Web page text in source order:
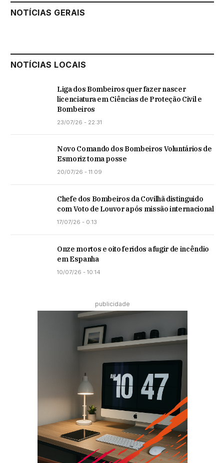
NOTÍCIAS GERAIS
NOTÍCIAS LOCAIS
Liga dos Bombeiros quer fazer nascer
licenciatura em Ciências de Proteção Civil e
Bombeiros
23/07/26 - 22:31
Novo Comando dos Bombeiros Voluntários de
Esmoriz toma posse
20/07/26 - 11:09
Chefe dos Bombeiros da Covilhã distinguido
com Voto de Louvor após missão internacional
17/07/26 - 0:13
Onze mortos e oito feridos a fugir de incêndio
em Espanha
10/07/26 - 10:14
publicidade